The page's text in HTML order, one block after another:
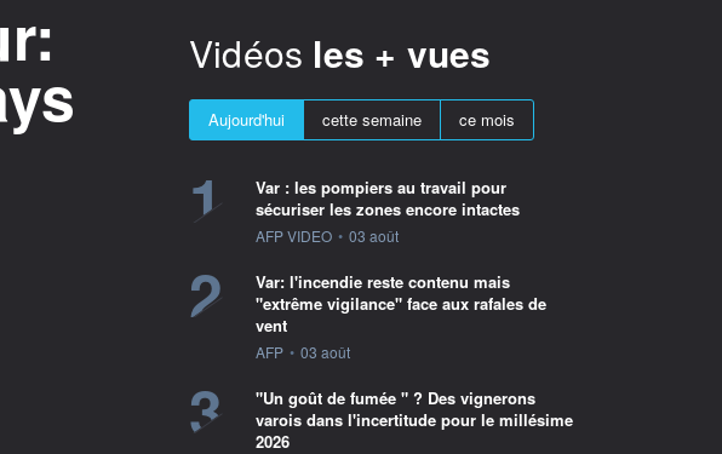
Vidéos les + vues
Aujourd'hui cette semaine ce mois
1
Var : les pompiers au travail pour
sécuriser les zones encore intactes
information fournie par
AFP VIDEO • 03 août
2
Var: l'incendie reste contenu mais
"extrême vigilance" face aux rafales de
vent
information fournie par
AFP • 03 août
3
"Un goût de fumée " ? Des vignerons
varois dans l'incertitude pour le millésime
2026